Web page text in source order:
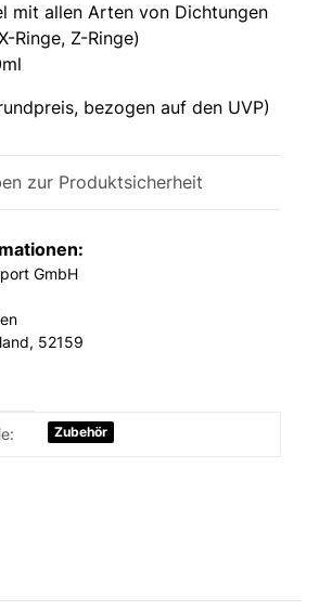
mit allen Arten von Dichtungen
Ringe, Z-Ringe)
bezogen auf den UVP)
zur Produktsicherheit
GmbH
52159
Zubehör